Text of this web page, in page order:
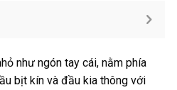
như ngón tay cái, nằm phía
bịt kín và đầu kia thông với